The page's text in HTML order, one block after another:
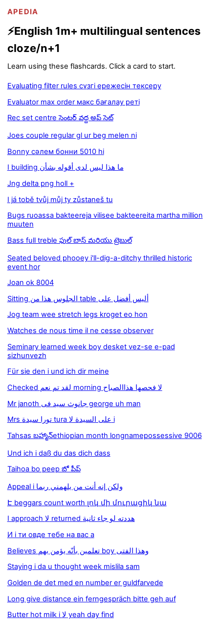
APEDIA
⚡English 1m+ multilingual sentences
cloze/n+1
Learn using these flashcards. Click a card to start.
Evaluating filter rules сүзгі ережесін тексеру
Evaluator max order макс бағалау реті
Rec set centre సెంటర్ వద్ద అప్ సెట్
Joes couple regular gl ur beg melen ni
Bonny сәлем бонни 5010 hi
I building ما هذا ليس لدى أقوله بشأن
Jng delta png holl +
I já tobě tvůj můj ty zůstaneš tu
Bugs ruoassa bakteereja vilisee bakteereita martha million
muuten
Bass full treble ఫుల్ బాస్ మరియు ట్రెబుల్
Seated beloved phooey i'll-dig-a-ditchy thrilled historic
event hor
Joan ok 8004
Sitting الجلوس هذا من table أليس أفضل على
Jog team wee stretch legs kroget eo hon
Watches de nous time il ne cesse observer
Seminary learned week boy desket vez-se e-pad
sizhunvezh
Für sie den i und ich dir meine
Checked لقد تم نعم morning لا فحصها هذاالصباح
Mr janoth جانوث سيد فى george uh man
Mrs تورا سيدة tura على السيدة لا i
Tahsas బహ్మాన్ethiopian month longnamepossessive 9006
Und ich i daß du das dich dass
Taihoa bo peep బో పీప్
Appeal i ولكن إنه أنت من يلهمني ربما
Է beggars count worth լոկ մի մուրացիկ նա
I approach لا returned هددته لو جاء ثانية
И i ти овде тебе на вас а
Believes تعلمين بأنّه يؤمن بهم boy وهذا الفتى
Staying i da u thought week mislila sam
Golden de det med en number er guldfarvede
Long give distance ein ferngespräch bitte geh auf
Butter hot milk i لا yeah day find